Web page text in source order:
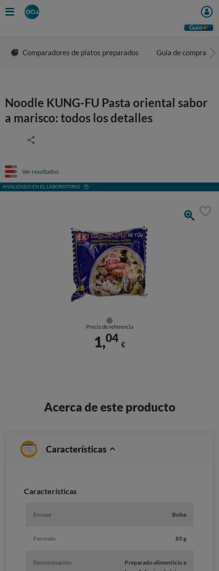
Guio
Comparadores de platos preparados Guía de compra
Noodle KUNG-FU Pasta oriental sabor
a marisco: todos los detalles
Ver resultados
ANALIZADO EN EL LABORATORIO
Precio de referencia
1,04
€
Acerca de este producto
Características
Características
Envase Bolsa
Formato 85 g
Denominación
Preparado alimenticio a